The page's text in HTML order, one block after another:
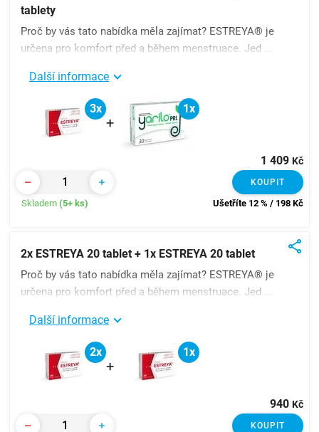
tablety
Proč by vás tato nabídka měla zajímat? ESTREYA® je
určena pro komfort před a během menstruace. Jed ...
Další informace
3x
+
1x
1 409 Kč
KOUPIT
Skladem (5+ ks) Ušetříte 12 % / 198 Kč
2x ESTREYA 20 tablet + 1x ESTREYA 20 tablet
Proč by vás tato nabídka měla zajímat? ESTREYA® je
určena pro komfort před a během menstruace. Jed ...
Další informace
2x
+
1x
940 Kč
KOUPIT